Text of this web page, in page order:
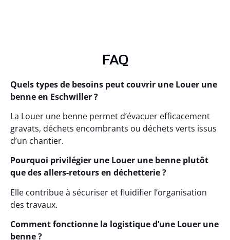
FAQ
Quels types de besoins peut couvrir une Louer une
benne en Eschwiller ?
La Louer une benne permet d’évacuer efficacement
gravats, déchets encombrants ou déchets verts issus
d’un chantier.
Pourquoi privilégier une Louer une benne plutôt
que des allers-retours en déchetterie ?
Elle contribue à sécuriser et fluidifier l’organisation
des travaux.
Comment fonctionne la logistique d’une Louer une
benne ?